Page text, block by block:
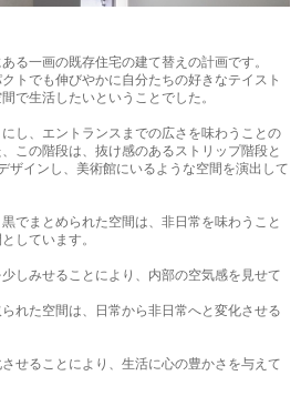
る一画の既存住宅の建て替えの計画です。
トでも伸びやかに自分たちの好きなテイスト
で生活したいということでした。
し、エントランスまでの広さを味わうことの
この階段は、抜け感のあるストリップ階段と
ザインし、美術館にいるような空間を演出して
でまとめられた空間は、非日常を味わうこと
しています。
しみせることにより、内部の空気感を見せて
れた空間は、日常から非日常へと変化させる
せることにより、生活に心の豊かさを与えて